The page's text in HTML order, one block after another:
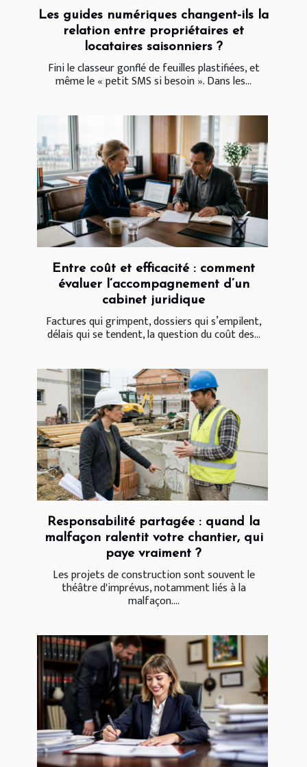
Les guides numériques changent-ils la
relation entre propriétaires et
locataires saisonniers ?
Fini le classeur gonflé de feuilles plastifiées, et
même le « petit SMS si besoin ». Dans les...
Entre coût et efficacité : comment
évaluer l’accompagnement d’un
cabinet juridique
Factures qui grimpent, dossiers qui s’empilent,
délais qui se tendent, la question du coût des...
Responsabilité partagée : quand la
malfaçon ralentit votre chantier, qui
paye vraiment ?
Les projets de construction sont souvent le
théâtre d'imprévus, notamment liés à la
malfaçon....